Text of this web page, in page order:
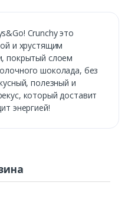
Crunchy это
и хрустящим
покрытый слоем
шоколада, без
полезный и
который доставит
энергией!